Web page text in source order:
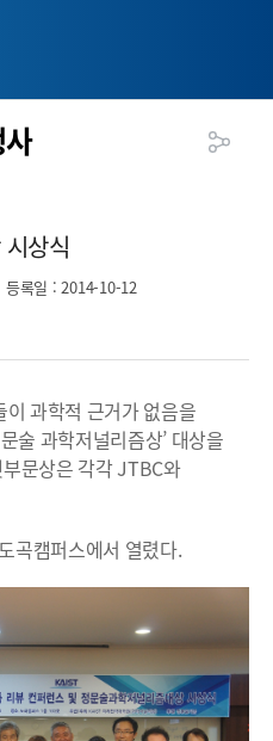
상식​
등록일 : 2014-10-12
이 과학적 근거가 없음을
술 과학저널리즘상’ 대상을
문상은 각각 JTBC와
곡캠퍼스에서 열렸다.